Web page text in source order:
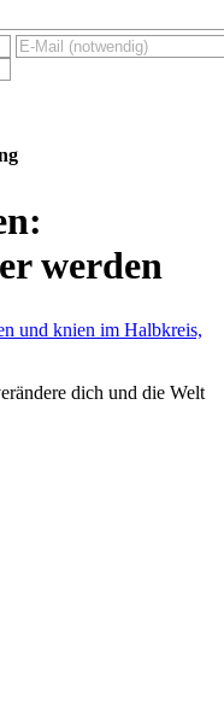
werden
dich und die Welt